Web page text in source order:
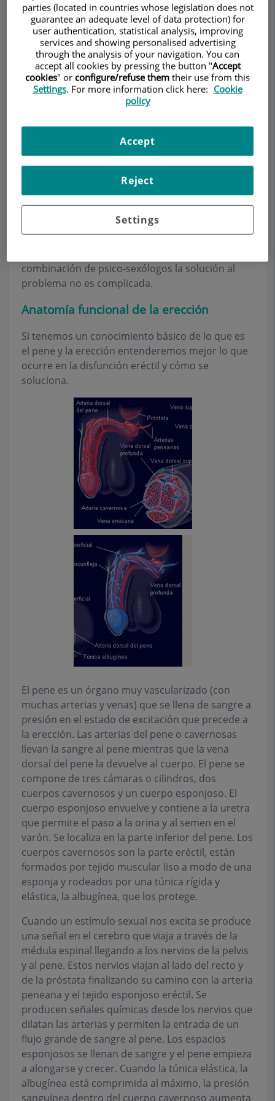
estructurales que la causan). Sin embargo hay
que recordar que aunque una DE sea de origen
físico, desde el momento que se inician los fallos
en la erección aparecen problemas psicológicos
que mantienen y frecuentemente agravan el
problema.
Las causas orgánicas de la disfunción eréctil son
enfermedades vasculares
alteraciones
hormonales,cirugía del cáncer de próstata y/o de
, etc. También, independientemente del
motivo original, los sentimientos de culpa, la
ansiedad anticipada y la baja autoestima agravan
el problema. Por ello hay que dar a conocer que
existen soluciones, en ocasiones con una o dos
combinación de psico-sexólogos la solución al
problema no es complicada.
Anatomía funcional de la erección
Si tenemos un conocimiento básico de lo que es
el pene y la erección entenderemos mejor lo que
ocurre en la disfunción eréctil y cómo se
soluciona.
El pene es un órgano muy vascularizado (con
muchas arterias y venas) que se llena de sangre a
presión en el estado de excitación que precede a
la erección. Las arterias del pene o cavernosas
llevan la sangre al pene mientras que la vena
dorsal del pene la devuelve al cuerpo. El pene se
compone de tres cámaras o cilindros, dos
cuerpos cavernosos y un cuerpo esponjoso. El
cuerpo esponjoso envuelve y contiene a la uretra
que permite el paso a la orina y al semen en el
varón. Se localiza en la parte inferior del pene. Los
cuerpos cavernosos son la parte eréctil, están
formados por tejido muscular liso a modo de una
esponja y rodeados por una túnica rígida y
elástica, la albugínea, que los protege.
Cuando un estímulo sexual nos excita se produce
una señal en el cerebro que viaja a través de la
médula espinal llegando a los nervios de la pelvis
y al pene. Estos nervios viajan al lado del recto y
de la próstata finalizando su camino con la arteria
peneana y el tejido esponjoso eréctil. Se
producen señales químicas desde los nervios que
dilatan las arterias y permiten la entrada de un
flujo grande de sangre al pene. Los espacios
esponjosos se llenan de sangre y el pene empieza
a alongarse y crecer. Cuando la túnica elástica, la
albugínea está comprimida al máximo, la presión
sanguínea dentro del cuerpo cavernoso aumenta
parties (located in countries whose legislation does not
guarantee an adequate level of data protection) for
user authentication, statistical analysis, improving
services and showing personalised advertising
through the analysis of your navigation. You can
accept all cookies by pressing the button "Accept
cookies" or configure/refuse them their use from this
Settings. For more information click here: Cookie
policy
Settings
Reject
Accept